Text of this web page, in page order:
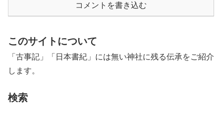
コメントを書き込む
このサイトについて
「古事記」「日本書紀」には無い神社に残る伝承をご紹介
します。
検索